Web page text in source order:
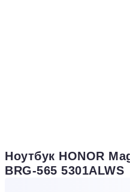
Ноутбук HONOR
BRG-565 5301ALWS